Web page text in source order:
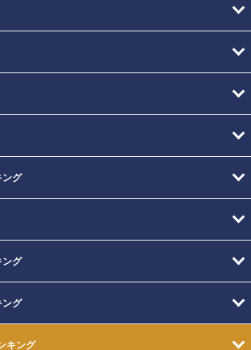
ング
ング
ング
キング